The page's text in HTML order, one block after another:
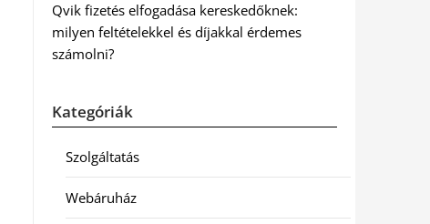
Qvik fizetés elfogadása kereskedőknek:
milyen feltételekkel és díjakkal érdemes
számolni?
Kategóriák
Szolgáltatás
Webáruház